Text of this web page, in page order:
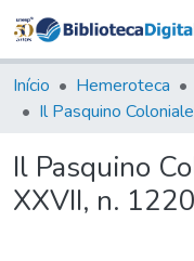
Início Hemeroteca
Il Pasquino Coloniale
Il Pasquino
XXVII, n. 1220